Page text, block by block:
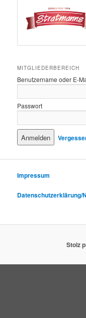
MITGLIEDERBEREICH
Benutzername oder E-
Passwort
Impressum
Datenschutzerklärung/
Stolz